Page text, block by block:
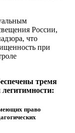
России,
что
при
тремя
право